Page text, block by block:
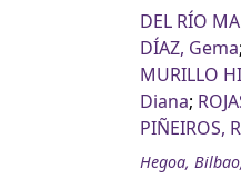
DEL RÍO
DÍAZ, Gema;
MURILLO
Diana;
PIÑEIROS,
Hegoa,